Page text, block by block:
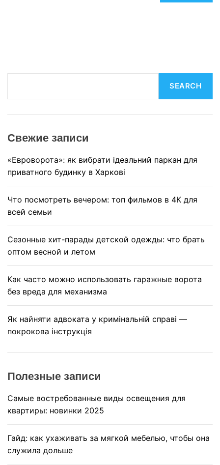
r
h
SEARCH
Свежие записи
«Евроворота»: як вибрати ідеальний паркан для
приватного будинку в Харкові
Что посмотреть вечером: топ фильмов в 4К для
всей семьи
Сезонные хит-парады детской одежды: что брать
оптом весной и летом
Как часто можно использовать гаражные ворота
без вреда для механизма
Як найняти адвоката у кримінальній справі —
покрокова інструкція
Полезные записи
Самые востребованные виды освещения для
квартиры: новинки 2025
Гайд: как ухаживать за мягкой мебелью, чтобы она
служила дольше